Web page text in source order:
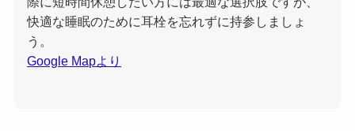
快適な睡眠のために耳栓を忘れずに持参しましょ
う。
Google Mapより